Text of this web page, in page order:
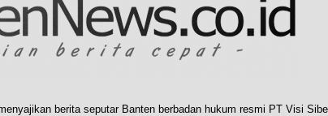
berita seputar Banten berbadan hukum resmi PT Visi